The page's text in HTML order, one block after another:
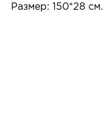
Размер: 150*28 см.